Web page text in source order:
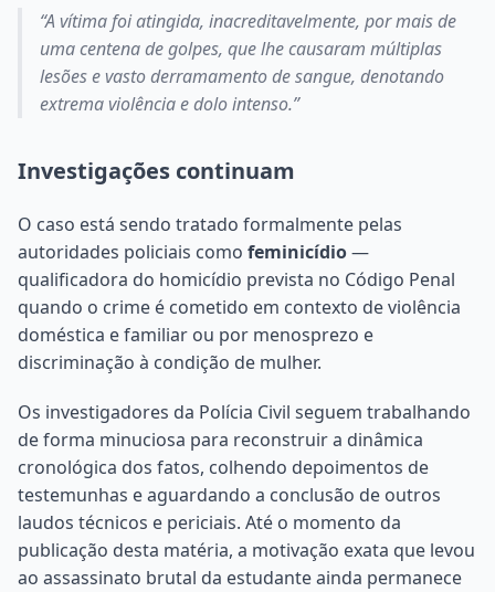
“A vítima foi atingida, inacreditavelmente, por mais de
uma centena de golpes, que lhe causaram múltiplas
lesões e vasto derramamento de sangue, denotando
extrema violência e dolo intenso.”
Investigações continuam
O caso está sendo tratado formalmente pelas
autoridades policiais como feminicídio—
qualificadora do homicídio prevista no Código Penal
quando o crime é cometido em contexto de violência
doméstica e familiar ou por menosprezo e
discriminação à condição de mulher.
Os investigadores da Polícia Civil seguem trabalhando
de forma minuciosa para reconstruir a dinâmica
cronológica dos fatos, colhendo depoimentos de
testemunhas e aguardando a conclusão de outros
laudos técnicos e periciais. Até o momento da
publicação desta matéria, a motivação exata que levou
ao assassinato brutal da estudante ainda permanece